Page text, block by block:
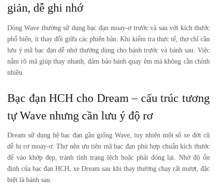
giản, dễ ghi nhớ
Dòng Wave thường sử dụng bạc đạn moay-ơ trước và sau với kích thước
phổ biến, ít thay đổi giữa các phiên bản. Khi kiểm tra thực tế, thợ chỉ cần
lưu ý mã bạc đạn dễ nhớ thường dùng cho bánh trước và bánh sau. Việc
nắm rõ mã giúp thay nhanh, đảm bảo bánh quay êm mà không cần chỉnh
nhiều.
Bạc đạn HCH cho Dream – cấu trúc tương
tự Wave nhưng cần lưu ý độ rơ
Dream sử dụng hệ bạc đạn gần giống Wave, tuy nhiên một số xe đời cũ
dễ bị rơ moay-ơ. Thợ nên ưu tiên mã bạc đạn phù hợp chuẩn kích thước
để vào khớp đẹp, tránh tình trạng lệch hoặc phải đóng lại. Nhờ độ ổn
định của bạc đạn HCH, xe Dream sau khi thay thường chạy rất mượt, đặc
biệt là bánh sau.